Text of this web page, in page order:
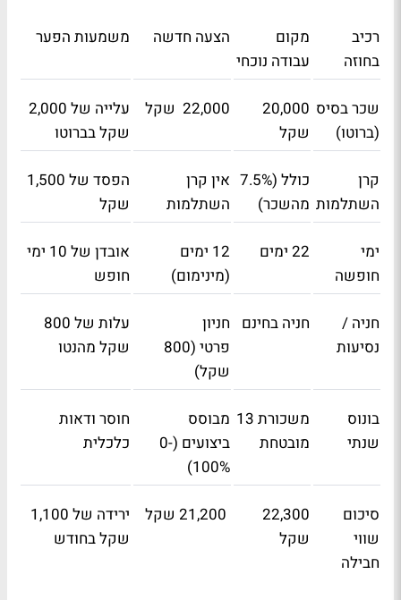
רכיב
בחוזה
מקום
עבודה נוכחי
הצעה חדשה משמעות הפער
שכר בסיס
(ברוטו)
20,000
שקל
22,000 שקל
עלייה של 2,000
שקל בברוטו
קרן
השתלמות
כולל (7.5%
מהשכר)
אין קרן
השתלמות
הפסד של 1,500
שקל
ימי
חופשה
22 ימים 12 ימים
(מינימום)
אובדן של 10 ימי
חופש
חניה /
נסיעות
חניה בחינם חניון
פרטי (800
שקל)
עלות של 800
שקל מהנטו
בונוס
שנתי
משכורת 13
מובטחת
מבוסס
ביצועים (0-
100%)
חוסר ודאות
כלכלית
סיכום
שווי
חבילה
22,300
שקל
21,200 שקל
ירידה של 1,100
שקל בחודש